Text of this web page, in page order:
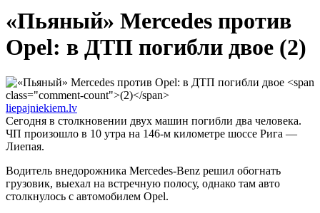
«Пьяный» Mercedes против
Opel: в ДТП погибли двое (2)
liepajniekiem.lv
Сегодня в столкновении двух машин погибли два человека.
ЧП произошло в 10 утра на 146-м километре шоссе Рига —
Лиепая.
Водитель внедорожника Mercedes-Benz решил обогнать
грузовик, выехал на встречную полосу, однако там авто
столкнулось с автомобилем Opel.